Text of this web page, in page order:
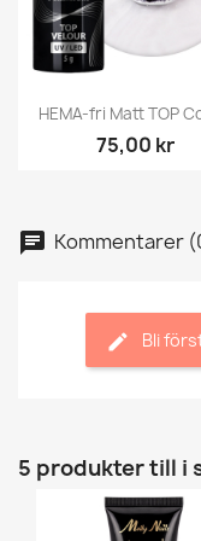
HEMA-fri Matt TOP
75,00 kr
Kommentarer
Bli
5 produkter till i